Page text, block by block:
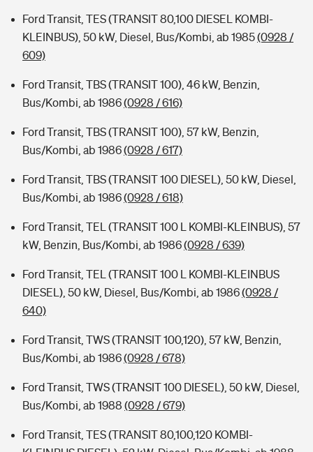
Ford Transit, TES (TRANSIT 80,100 DIESEL KOMBI-
KLEINBUS), 50 kW, Diesel, Bus/Kombi, ab 1985(0928 /
609)
Ford Transit, TBS (TRANSIT 100), 46 kW, Benzin,
Bus/Kombi, ab 1986(0928 / 616)
Ford Transit, TBS (TRANSIT 100), 57 kW, Benzin,
Bus/Kombi, ab 1986(0928 / 617)
Ford Transit, TBS (TRANSIT 100 DIESEL), 50 kW, Diesel,
Bus/Kombi, ab 1986(0928 / 618)
Ford Transit, TEL (TRANSIT 100 L KOMBI-KLEINBUS), 57
kW, Benzin, Bus/Kombi, ab 1986(0928 / 639)
Ford Transit, TEL (TRANSIT 100 L KOMBI-KLEINBUS
DIESEL), 50 kW, Diesel, Bus/Kombi, ab 1986(0928 /
640)
Ford Transit, TWS (TRANSIT 100,120), 57 kW, Benzin,
Bus/Kombi, ab 1986(0928 / 678)
Ford Transit, TWS (TRANSIT 100 DIESEL), 50 kW, Diesel,
Bus/Kombi, ab 1988 (0928 / 679)
Ford Transit, TES (TRANSIT 80,100,120 KOMBI-